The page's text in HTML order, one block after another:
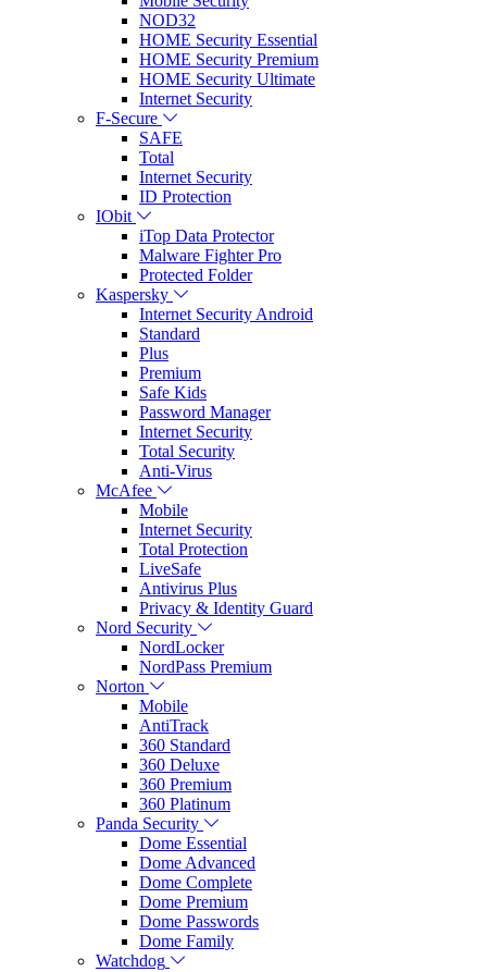
NOD32
HOME Security Essential
HOME Security Premium
HOME Security Ultimate
Internet Security
F-Secure
SAFE
Total
Internet Security
ID Protection
IObit
iTop Data Protector
Malware Fighter Pro
Protected Folder
Kaspersky
Internet Security Android
Standard
Plus
Premium
Safe Kids
Password Manager
Internet Security
Total Security
Anti-Virus
McAfee
Mobile
Internet Security
Total Protection
LiveSafe
Antivirus Plus
Privacy & Identity Guard
Nord Security
NordLocker
NordPass Premium
Norton
Mobile
AntiTrack
360 Standard
360 Deluxe
360 Premium
360 Platinum
Panda Security
Dome Essential
Dome Advanced
Dome Complete
Dome Premium
Dome Passwords
Dome Family
Watchdog